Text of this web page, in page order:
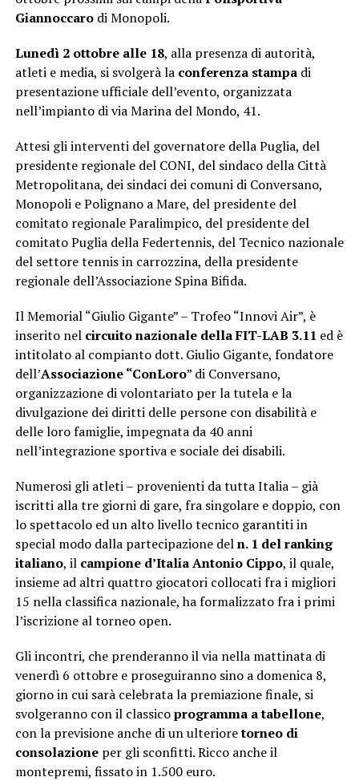
Giannoccarodi Monopoli.
Lunedì 2 ottobre alle 18, alla presenza di autorità,
atleti e media, si svolgerà la conferenza stampadi
presentazione ufficiale dell’evento, organizzata
nell’impianto di via Marina del Mondo, 41.
Attesi gli interventi del governatore della Puglia, del
presidente regionale del CONI, del sindaco della Città
Metropolitana, dei sindaci dei comuni di Conversano,
Monopoli e Polignano a Mare, del presidente del
comitato regionale Paralimpico, del presidente del
comitato Puglia della Federtennis, del Tecnico nazionale
del settore tennis in carrozzina, della presidente
regionale dell’Associazione Spina Bifida.
Il Memorial “Giulio Gigante” – Trofeo “Innovi Air”, è
inserito nel circuito nazionale della FIT-LAB 3.11 ed è
intitolato al compianto dott. Giulio Gigante, fondatore
dell’Associazione “ConLoro” di Conversano,
organizzazione di volontariato per la tutela e la
divulgazione dei diritti delle persone con disabilità e
delle loro famiglie, impegnata da 40 anni
nell’integrazione sportiva e sociale dei disabili.
Numerosi gli atleti – provenienti da tutta Italia – già
iscritti alla tre giorni di gare, fra singolare e doppio, con
lo spettacolo ed un alto livello tecnico garantiti in
special modo dalla partecipazione deln. 1 del ranking
italiano, il campione d’ItaliaAntonio Cippo, il quale,
insieme ad altri quattro giocatori collocati fra i migliori
15 nella classifica nazionale, ha formalizzato fra i primi
l’iscrizione al torneo open.
Gli incontri, che prenderanno il via nella mattinata di
venerdì 6 ottobre e proseguiranno sino a domenica 8,
giorno in cui sarà celebrata la premiazione finale, si
svolgeranno con il classicoprogramma a tabellone,
con la previsione anche di un ulterioretorneo di
consolazioneper gli sconfitti. Ricco anche il
montepremi, fissato in 1.500 euro.